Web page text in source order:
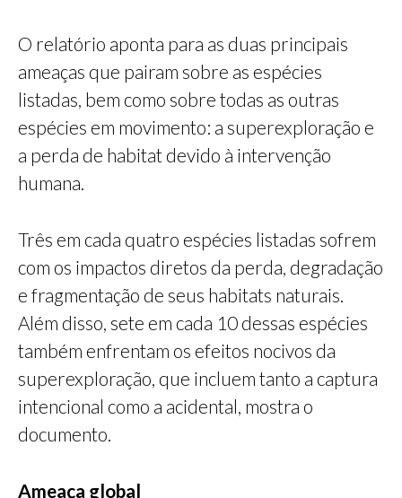
O relatório aponta para as duas principais
ameaças que pairam sobre as espécies
listadas, bem como sobre todas as outras
espécies em movimento: a superexploração e
a perda de habitat devido à intervenção
humana.
Três em cada quatro espécies listadas sofrem
com os impactos diretos da perda, degradação
e fragmentação de seus habitats naturais.
Além disso, sete em cada 10 dessas espécies
também enfrentam os efeitos nocivos da
superexploração, que incluem tanto a captura
intencional como a acidental, mostra o
documento.
Ameaça global